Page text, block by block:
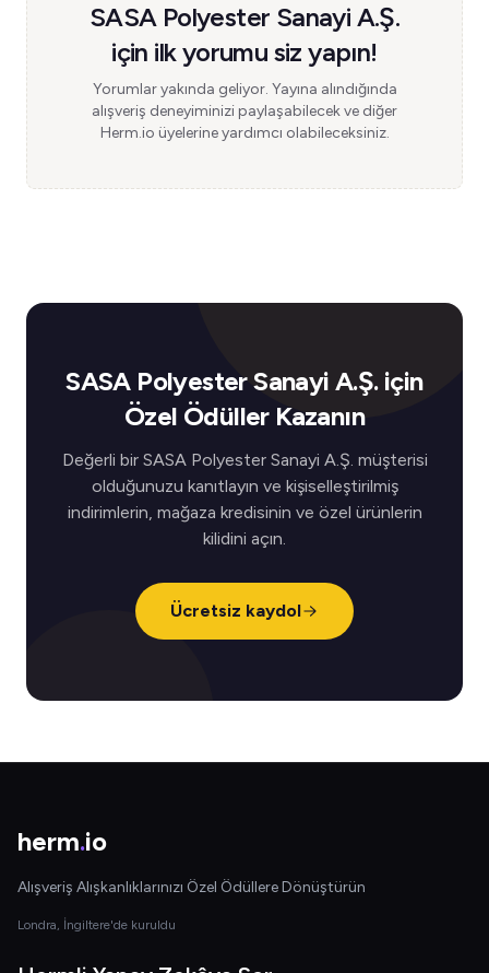
SASA Polyester Sanayi A.Ş.
için ilk yorumu siz yapın!
Yorumlar yakında geliyor. Yayına alındığında
alışveriş deneyiminizi paylaşabilecek ve diğer
Herm.io üyelerine yardımcı olabileceksiniz.
SASA Polyester Sanayi A.Ş. için
Özel Ödüller Kazanın
Değerli bir SASA Polyester Sanayi A.Ş. müşterisi
olduğunuzu kanıtlayın ve kişiselleştirilmiş
indirimlerin, mağaza kredisinin ve özel ürünlerin
kilidini açın.
Ücretsiz kaydol
herm.io
Alışveriş Alışkanlıklarınızı Özel Ödüllere Dönüştürün
Londra, İngiltere'de kuruldu